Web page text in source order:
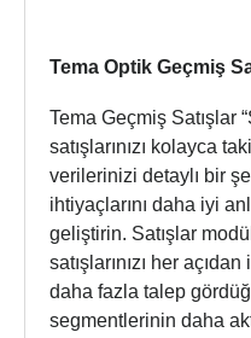
Tema Optik Geçmiş
Tema Geçmiş Satışlar
satışlarınızı kolayca
verilerinizi detaylı bir
ihtiyaçlarını daha iyi
geliştirin. Satışlar
satışlarınızı her
daha fazla talep
segmentlerinin daha